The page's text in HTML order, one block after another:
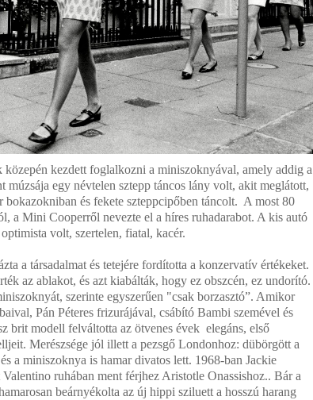
közepén kezdett foglalkozni a miniszoknyával, amely addig a
múzsája egy névtelen sztepp táncos lány volt, akit meglátott,
bokazokniban és fekete szteppcipőben táncolt. A most 80
a Mini Cooperről nevezte el a híres ruhadarabot. A kis autó
volt, szertelen, fiatal, kacér.
a társadalmat és tetejére fordította a konzervatív értékeket.
az ablakot, és azt kiabálták, hogy ez obszcén, ez undorító.
szerinte egyszerűen "csak borzasztó”. Amikor
Pán Péteres frizurájával, csábító Bambi szemével és
brit modell felváltotta az ötvenes évek elegáns, első
Merészsége jól illett a pezsgő Londonhoz: dübörgött a
a miniszoknya is hamar divatos lett. 1968-ban Jackie
ruhában ment férjhez Aristotle Onassishoz.. Bár a
beárnyékolta az új hippi sziluett a hosszú harang